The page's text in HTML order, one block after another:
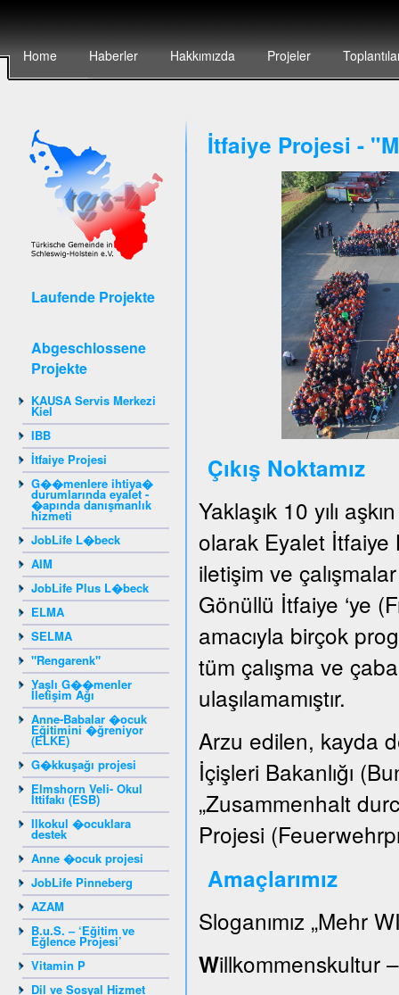
Home Haberler Hakkımızda Projeler
Laufende Projekte
Abgeschlossene
Projekte
KAUSA Servis Merkezi
Kiel
IBB
İtfaiye Projesi
G��menlere ihtiya�
durumlarında eyalet -
�apında danışmanlık
hizmeti
JobLife L�beck
AIM
JobLife Plus L�beck
ELMA
SELMA
"Rengarenk"
Yaşlı G��menler
İletişim Ağı
Anne-Babalar �ocuk
Eğitimini �ğreniyor
(ELKE)
G�kkuşağı projesi
Elmshorn Veli- Okul
İttifakı (ESB)
Ilkokul �ocuklara
destek
Anne �ocuk projesi
JobLife Pinneberg
AZAM
B.u.S. – ‘Eğitim ve
Eğlence Projesi’
Vitamin P
Dil ve Sosyal Hizmet
İtfaiye Projesi -
Çıkış Noktamız
Yaklaşık 10 yılı
olarak Eyalet
iletişim ve
Gönüllü İtfaiye ‘ye
amacıyla birçok
tüm çalışma ve
ulaşılamamıştır.
Arzu edilen, kayda
İçişleri Bakanlığı
„Zusammenhalt
Projesi
Amaçlarımız
Sloganımız „Mehr
Willkommenskultur